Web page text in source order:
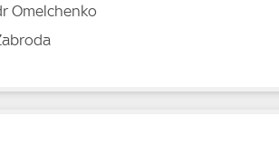
Omelchenko